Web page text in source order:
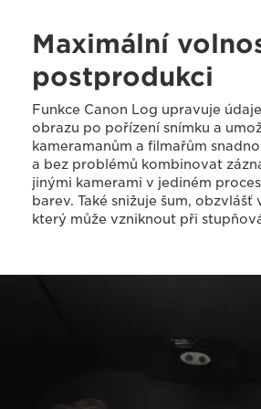
Maximální
postprodukci
Funkce Canon Log upravuje
obrazu po pořízení snímku a
kameramanům a filmařům
a bez problémů kombinovat
jinými kamerami v jediném
barev. Také snižuje šum, obzvlášť
který může vzniknout při